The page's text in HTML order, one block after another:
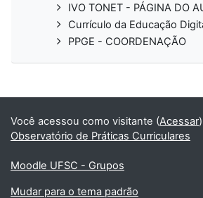
IVO TONET - PÁGINA DO
Currículo da Educação
PPGE - COORDENAÇÃO
Você acessou como visitante (Acessar)
Observatório de Práticas Curriculares
Moodle UFSC - Grupos
Mudar para o tema padrão